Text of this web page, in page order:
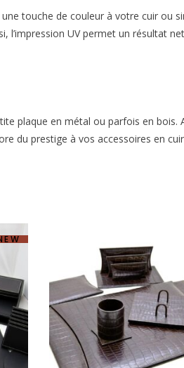
touche de couleur à votre cuir ou
l’impression UV permet un résultat
plaque en métal ou parfois en bois.
du prestige à vos accessoires en